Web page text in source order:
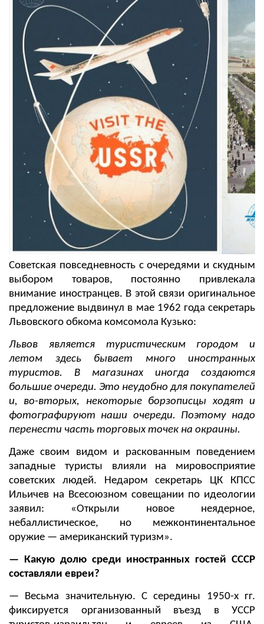
Советская повседневность с очередями и скудным
выбором товаров, постоянно привлекала
внимание иностранцев. В этой связи оригинальное
предложение выдвинул в мае 1962 года секретарь
Львовского обкома комсомола Кузько:
Львов является туристическим городом и
летом здесь бывает много иностранных
туристов. В магазинах иногда создаются
большие очереди. Это неудобно для покупателей
и, во-вторых, некоторые борзописцы ходят и
фотографируют наши очереди. Поэтому надо
перенести часть торговых точек на окраины.
Даже своим видом и раскованным поведением
западные туристы влияли на мировосприятие
советских людей. Недаром секретарь ЦК КПСС
Ильичев на Всесоюзном совещании по идеологии
заявил: «Открыли новое неядерное,
небаллистическое, но межконтинентальное
оружие — американский туризм».
— Какую долю среди иностранных гостей СССР
составляли евреи?
— Весьма значительную. С середины 1950-х гг.
фиксируется организованный въезд в УССР